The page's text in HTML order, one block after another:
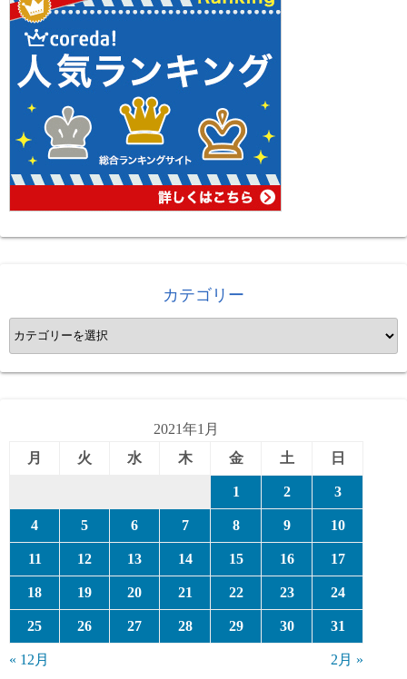
ビ
ゲ
ー
ョ
ン
カテゴリー
カ
テ
ゴ
2021年1月
月
火 水 木 金 土 日
1 2 3
4 5 6 7 8 9 10
11 12 13 14 15 16 17
18 19 20 21 22 23 24
25 26 27 28 29 30 31
« 12月 2月 »